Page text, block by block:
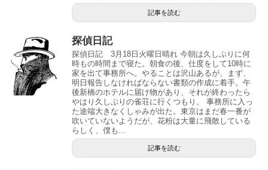
記事を読む
探偵日記
探偵日記 3月18日火曜日晴れ 今朝は久しぶりに何
時もの時間まで寝た。朝食の後、仕度をして10時に
家を出て事務所へ。やることは沢山あるが、まず、
明日報告しなければならない書類の作成に着手。午
後新橋のホテルに届け物があり、それが終わったら
やはり久しぶりの雀荘に行くつもり。 事務所に入っ
た途端大きなくしゃみが出た。東京はまだ春一番が
吹いていないようだが、花粉は大量に飛散している
らしく、僕も...
記事を読む